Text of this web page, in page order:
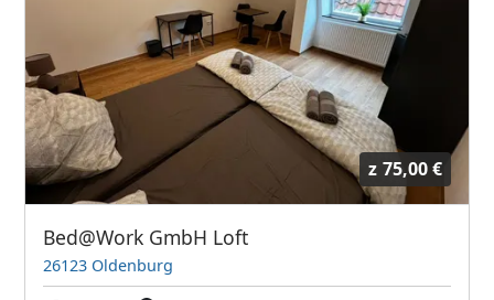
z 75,00 €
Bed@Work GmbH Loft
26123 Oldenburg